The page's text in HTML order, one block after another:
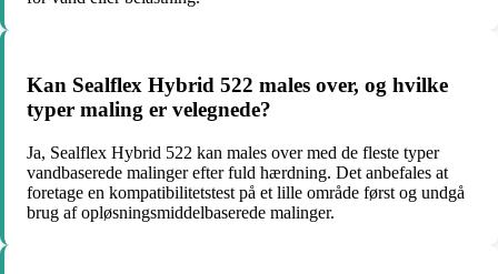
Kan Sealflex Hybrid 522 males over, og hvilke
typer maling er velegnede?
Ja, Sealflex Hybrid 522 kan males over med de fleste typer
vandbaserede malinger efter fuld hærdning. Det anbefales at
foretage en kompatibilitetstest på et lille område først og undgå
brug af opløsningsmiddelbaserede malinger.